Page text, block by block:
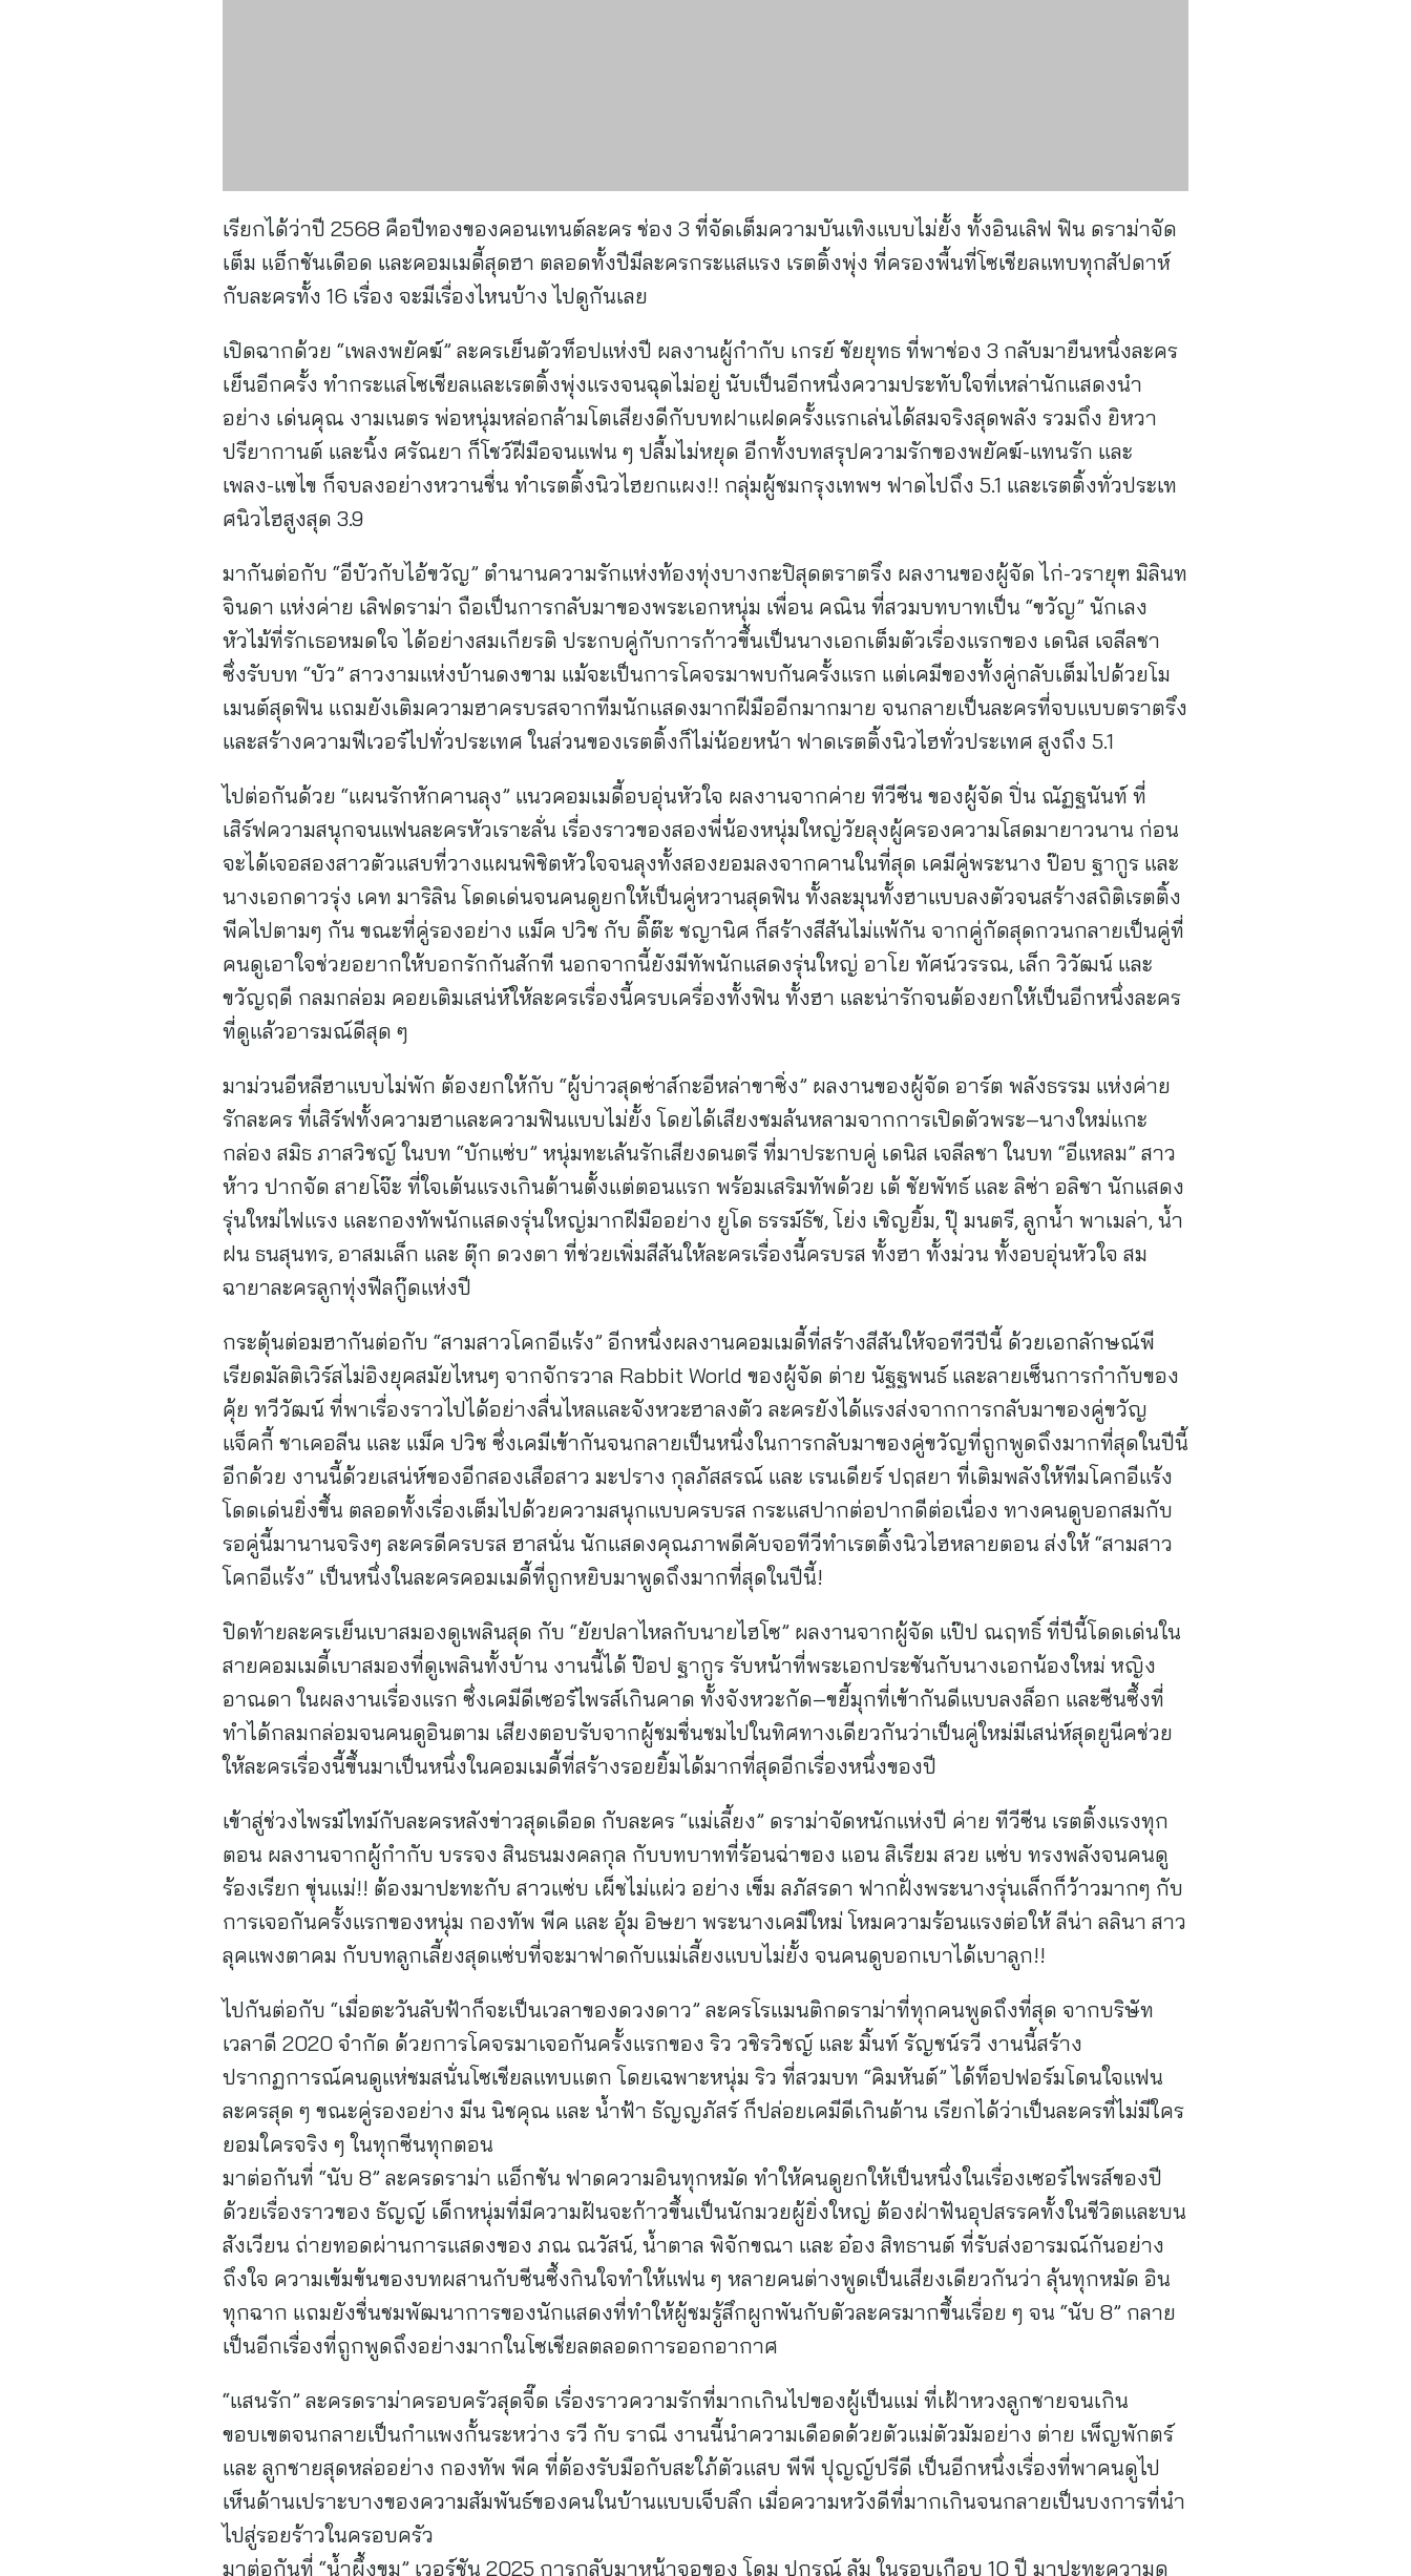
เรียกได้ว่าปี 2568 คือปีทองของคอนเทนต์ละคร ช่อง 3 ที่จัดเต็มความบันเทิงแบบไม่ยั้ง ทั้งอินเลิฟ ฟิน ดราม่าจัด
เต็ม แอ็กชันเดือด และคอมเมดี้สุดฮา ตลอดทั้งปีมีละครกระแสแรง เรตติ้งพุ่ง ที่ครองพื้นที่โซเชียลแทบทุกสัปดาห์
กับละครทั้ง 16 เรื่อง จะมีเรื่องไหนบ้าง ไปดูกันเลย
เปิดฉากด้วย “เพลงพยัคฆ์” ละครเย็นตัวท็อปแห่งปี ผลงานผู้กำกับ เกรย์ ชัยยุทธ ที่พาช่อง 3 กลับมายืนหนึ่งละคร
เย็นอีกครั้ง ทำกระแสโซเชียลและเรตติ้งพุ่งแรงจนฉุดไม่อยู่ นับเป็นอีกหนึ่งความประทับใจที่เหล่านักแสดงนำ
อย่าง เด่นคุณ งามเนตร พ่อหนุ่มหล่อกล้ามโตเสียงดีกับบทฝาแฝดครั้งแรกเล่นได้สมจริงสุดพลัง รวมถึง ยิหวา
ปรียากานต์ และนิ้ง ศรัณยา ก็โชว์ฝีมือจนแฟน ๆ ปลื้มไม่หยุด อีกทั้งบทสรุปความรักของพยัคฆ์-แทนรัก และ
เพลง-แขไข ก็จบลงอย่างหวานชื่น ทำเรตติ้งนิวไฮยกแผง!! กลุ่มผู้ชมกรุงเทพฯ ฟาดไปถึง 5.1 และเรตติ้งทั่วประเท
ศนิวไฮสูงสุด 3.9
มากันต่อกับ “อีบัวกับไอ้ขวัญ” ตำนานความรักแห่งท้องทุ่งบางกะปิสุดตราตรึง ผลงานของผู้จัด ไก่-วรายุฑ มิลินท
จินดา แห่งค่าย เลิฟดราม่า ถือเป็นการกลับมาของพระเอกหนุ่ม เพื่อน คณิน ที่สวมบทบาทเป็น “ขวัญ” นักเลง
หัวไม้ที่รักเธอหมดใจ ได้อย่างสมเกียรติ ประกบคู่กับการก้าวขึ้นเป็นนางเอกเต็มตัวเรื่องแรกของ เดนิส เจลีลชา
ซึ่งรับบท “บัว” สาวงามแห่งบ้านดงขาม แม้จะเป็นการโคจรมาพบกันครั้งแรก แต่เคมีของทั้งคู่กลับเต็มไปด้วยโม
เมนต์สุดฟิน แถมยังเติมความฮาครบรสจากทีมนักแสดงมากฝีมืออีกมากมาย จนกลายเป็นละครที่จบแบบตราตรึง
และสร้างความฟีเวอร์ไปทั่วประเทศ ในส่วนของเรตติ้งก็ไม่น้อยหน้า ฟาดเรตติ้งนิวไฮทั่วประเทศ สูงถึง 5.1
ไปต่อกันด้วย “แผนรักหักคานลุง” แนวคอมเมดี้อบอุ่นหัวใจ ผลงานจากค่าย ทีวีซีน ของผู้จัด ปิ่น ณัฏฐนันท์ ที่
เสิร์ฟความสนุกจนแฟนละครหัวเราะลั่น เรื่องราวของสองพี่น้องหนุ่มใหญ่วัยลุงผู้ครองความโสดมายาวนาน ก่อน
จะได้เจอสองสาวตัวแสบที่วางแผนพิชิตหัวใจจนลุงทั้งสองยอมลงจากคานในที่สุด เคมีคู่พระนาง ป๊อบ ฐากูร และ
นางเอกดาวรุ่ง เคท มาริลิน โดดเด่นจนคนดูยกให้เป็นคู่หวานสุดฟิน ทั้งละมุนทั้งฮาแบบลงตัวจนสร้างสถิติเรตติ้ง
พีคไปตามๆ กัน ขณะที่คู่รองอย่าง แม็ค ปวิช กับ ติ๊ต๊ะ ชญานิศ ก็สร้างสีสันไม่แพ้กัน จากคู่กัดสุดกวนกลายเป็นคู่ที่
คนดูเอาใจช่วยอยากให้บอกรักกันสักที นอกจากนี้ยังมีทัพนักแสดงรุ่นใหญ่ อาโย ทัศน์วรรณ, เล็ก วิวัฒน์ และ
ขวัญฤดี กลมกล่อม คอยเติมเสน่ห์ให้ละครเรื่องนี้ครบเครื่องทั้งฟิน ทั้งฮา และน่ารักจนต้องยกให้เป็นอีกหนึ่งละคร
ที่ดูแล้วอารมณ์ดีสุด ๆ
มาม่วนอีหลีฮาแบบไม่พัก ต้องยกให้กับ “ผู้บ่าวสุดซ่าส์กะอีหล่าขาซิ่ง” ผลงานของผู้จัด อาร์ต พลังธรรม แห่งค่าย
รักละคร ที่เสิร์ฟทั้งความฮาและความฟินแบบไม่ยั้ง โดยได้เสียงชมล้นหลามจากการเปิดตัวพระ–นางใหม่แกะ
กล่อง สมิธ ภาสวิชญ์ ในบท “บักแซ่บ” หนุ่มทะเล้นรักเสียงดนตรี ที่มาประกบคู่ เดนิส เจลีลชา ในบท “อีแหลม” สาว
ห้าว ปากจัด สายโจ๊ะ ที่ใจเต้นแรงเกินต้านตั้งแต่ตอนแรก พร้อมเสริมทัพด้วย เต้ ชัยพัทธ์ และ ลิซ่า อลิชา นักแสดง
รุ่นใหม่ไฟแรง และกองทัพนักแสดงรุ่นใหญ่มากฝีมืออย่าง ยูโด ธรรม์ธัช, โย่ง เชิญยิ้ม, ปุ๊ มนตรี, ลูกน้ำ พาเมล่า, น้ำ
ฝน ธนสุนทร, อาสมเล็ก และ ตุ๊ก ดวงตา ที่ช่วยเพิ่มสีสันให้ละครเรื่องนี้ครบรส ทั้งฮา ทั้งม่วน ทั้งอบอุ่นหัวใจ สม
ฉายาละครลูกทุ่งฟีลกู๊ดแห่งปี
กระตุ้นต่อมฮากันต่อกับ “สามสาวโคกอีแร้ง” อีกหนึ่งผลงานคอมเมดี้ที่สร้างสีสันให้จอทีวีปีนี้ ด้วยเอกลักษณ์พี
เรียดมัลติเวิร์สไม่อิงยุคสมัยไหนๆ จากจักรวาล Rabbit World ของผู้จัด ต่าย นัฐฐพนธ์ และลายเซ็นการกำกับของ
คุ้ย ทวีวัฒน์ ที่พาเรื่องราวไปได้อย่างลื่นไหลและจังหวะฮาลงตัว ละครยังได้แรงส่งจากการกลับมาของคู่ขวัญ
แจ็คกี้ ชาเคอลีน และ แม็ค ปวิช ซึ่งเคมีเข้ากันจนกลายเป็นหนึ่งในการกลับมาของคู่ขวัญที่ถูกพูดถึงมากที่สุดในปีนี้
อีกด้วย งานนี้ด้วยเสน่ห์ของอีกสองเสือสาว มะปราง กุลภัสสรณ์ และ เรนเดียร์ ปฤสยา ที่เติมพลังให้ทีมโคกอีแร้ง
โดดเด่นยิ่งขึ้น ตลอดทั้งเรื่องเต็มไปด้วยความสนุกแบบครบรส กระแสปากต่อปากดีต่อเนื่อง ทางคนดูบอกสมกับ
รอคู่นี้มานานจริงๆ ละครดีครบรส ฮาสนั่น นักแสดงคุณภาพดีคับจอทีวีทำเรตติ้งนิวไฮหลายตอน ส่งให้ “สามสาว
โคกอีแร้ง” เป็นหนึ่งในละครคอมเมดี้ที่ถูกหยิบมาพูดถึงมากที่สุดในปีนี้!
ปิดท้ายละครเย็นเบาสมองดูเพลินสุด กับ “ยัยปลาไหลกับนายไฮโซ” ผลงานจากผู้จัด แป๊ป ณฤทธิ์ ที่ปีนี้โดดเด่นใน
สายคอมเมดี้เบาสมองที่ดูเพลินทั้งบ้าน งานนี้ได้ ป๊อป ฐากูร รับหน้าที่พระเอกประชันกับนางเอกน้องใหม่ หญิง
อาณดา ในผลงานเรื่องแรก ซึ่งเคมีดีเซอร์ไพรส์เกินคาด ทั้งจังหวะกัด–ขยี้มุกที่เข้ากันดีแบบลงล็อก และซีนซึ้งที่
ทำได้กลมกล่อมจนคนดูอินตาม เสียงตอบรับจากผู้ชมชื่นชมไปในทิศทางเดียวกันว่าเป็นคู่ใหม่มีเสน่ห์สุดยูนีคช่วย
ให้ละครเรื่องนี้ขึ้นมาเป็นหนึ่งในคอมเมดี้ที่สร้างรอยยิ้มได้มากที่สุดอีกเรื่องหนึ่งของปี
เข้าสู่ช่วงไพรม์ไทม์กับละครหลังข่าวสุดเดือด กับละคร “แม่เลี้ยง” ดราม่าจัดหนักแห่งปี ค่าย ทีวีซีน เรตติ้งแรงทุก
ตอน ผลงานจากผู้กำกับ บรรจง สินธนมงคลกุล กับบทบาทที่ร้อนฉ่าของ แอน สิเรียม สวย แซ่บ ทรงพลังจนคนดู
ร้องเรียก ขุ่นแม่!! ต้องมาปะทะกับ สาวแซ่บ เผ็ชไม่แผ่ว อย่าง เข็ม ลภัสรดา ฟากฝั่งพระนางรุ่นเล็กก็ว้าวมากๆ กับ
การเจอกันครั้งแรกของหนุ่ม กองทัพ พีค และ อุ้ม อิษยา พระนางเคมีใหม่ โหมความร้อนแรงต่อให้ ลีน่า ลลินา สาว
ลุคแพงตาคม กับบทลูกเลี้ยงสุดแซ่บที่จะมาฟาดกับแม่เลี้ยงแบบไม่ยั้ง จนคนดูบอกเบาได้เบาลูก!!
ไปกันต่อกับ “เมื่อตะวันลับฟ้าก็จะเป็นเวลาของดวงดาว” ละครโรแมนติกดราม่าที่ทุกคนพูดถึงที่สุด จากบริษัท
เวลาดี 2020 จำกัด ด้วยการโคจรมาเจอกันครั้งแรกของ ริว วชิรวิชญ์ และ มิ้นท์ รัญชน์รวี งานนี้สร้าง
ปรากฏการณ์คนดูแห่ชมสนั่นโซเชียลแทบแตก โดยเฉพาะหนุ่ม ริว ที่สวมบท “คิมหันต์” ได้ท็อปฟอร์มโดนใจแฟน
ละครสุด ๆ ขณะคู่รองอย่าง มีน นิชคุณ และ น้ำฟ้า ธัญญภัสร์ ก็ปล่อยเคมีดีเกินต้าน เรียกได้ว่าเป็นละครที่ไม่มีใคร
ยอมใครจริง ๆ ในทุกซีนทุกตอน
มาต่อกันที่ “นับ 8” ละครดราม่า แอ็กชัน ฟาดความอินทุกหมัด ทำให้คนดูยกให้เป็นหนึ่งในเรื่องเซอร์ไพรส์ของปี
ด้วยเรื่องราวของ ธัญญ์ เด็กหนุ่มที่มีความฝันจะก้าวขึ้นเป็นนักมวยผู้ยิ่งใหญ่ ต้องฝ่าฟันอุปสรรคทั้งในชีวิตและบน
สังเวียน ถ่ายทอดผ่านการแสดงของ ภณ ณวัสน์, น้ำตาล พิจักขณา และ อ๋อง สิทธานต์ ที่รับส่งอารมณ์กันอย่าง
ถึงใจ ความเข้มข้นของบทผสานกับซีนซึ้งกินใจทำให้แฟน ๆ หลายคนต่างพูดเป็นเสียงเดียวกันว่า ลุ้นทุกหมัด อิน
ทุกฉาก แถมยังชื่นชมพัฒนาการของนักแสดงที่ทำให้ผู้ชมรู้สึกผูกพันกับตัวละครมากขึ้นเรื่อย ๆ จน “นับ 8” กลาย
เป็นอีกเรื่องที่ถูกพูดถึงอย่างมากในโซเชียลตลอดการออกอากาศ
“แสนรัก” ละครดราม่าครอบครัวสุดจี๊ด เรื่องราวความรักที่มากเกินไปของผู้เป็นแม่ ที่เฝ้าหวงลูกชายจนเกิน
ขอบเขตจนกลายเป็นกำแพงกั้นระหว่าง รวี กับ ราณี งานนี้นำความเดือดด้วยตัวแม่ตัวมัมอย่าง ต่าย เพ็ญพักตร์
และ ลูกชายสุดหล่ออย่าง กองทัพ พีค ที่ต้องรับมือกับสะใภ้ตัวแสบ พีพี ปุญญ์ปรีดี เป็นอีกหนึ่งเรื่องที่พาคนดูไป
เห็นด้านเปราะบางของความสัมพันธ์ของคนในบ้านแบบเจ็บลึก เมื่อความหวังดีที่มากเกินจนกลายเป็นบงการที่นำ
ไปสู่รอยร้าวในครอบครัว
มาต่อกันที่ “น้ำผึ้งขม” เวอร์ชัน 2025 การกลับมาหน้าจอของ โดม ปกรณ์ ลัม ในรอบเกือบ 10 ปี มาปะทะความดุ